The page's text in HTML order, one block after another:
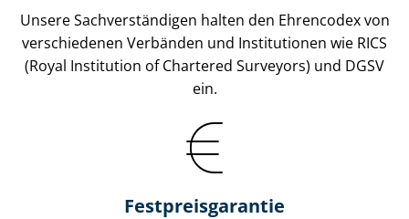
Unsere Sach­ver­stän­di­gen halten den Ehrencodex von
verschiedenen Verbänden und Institutionen wie RICS
(Royal Institution of Chartered Surveyors) und DGSV
ein.
Festpreis​garantie